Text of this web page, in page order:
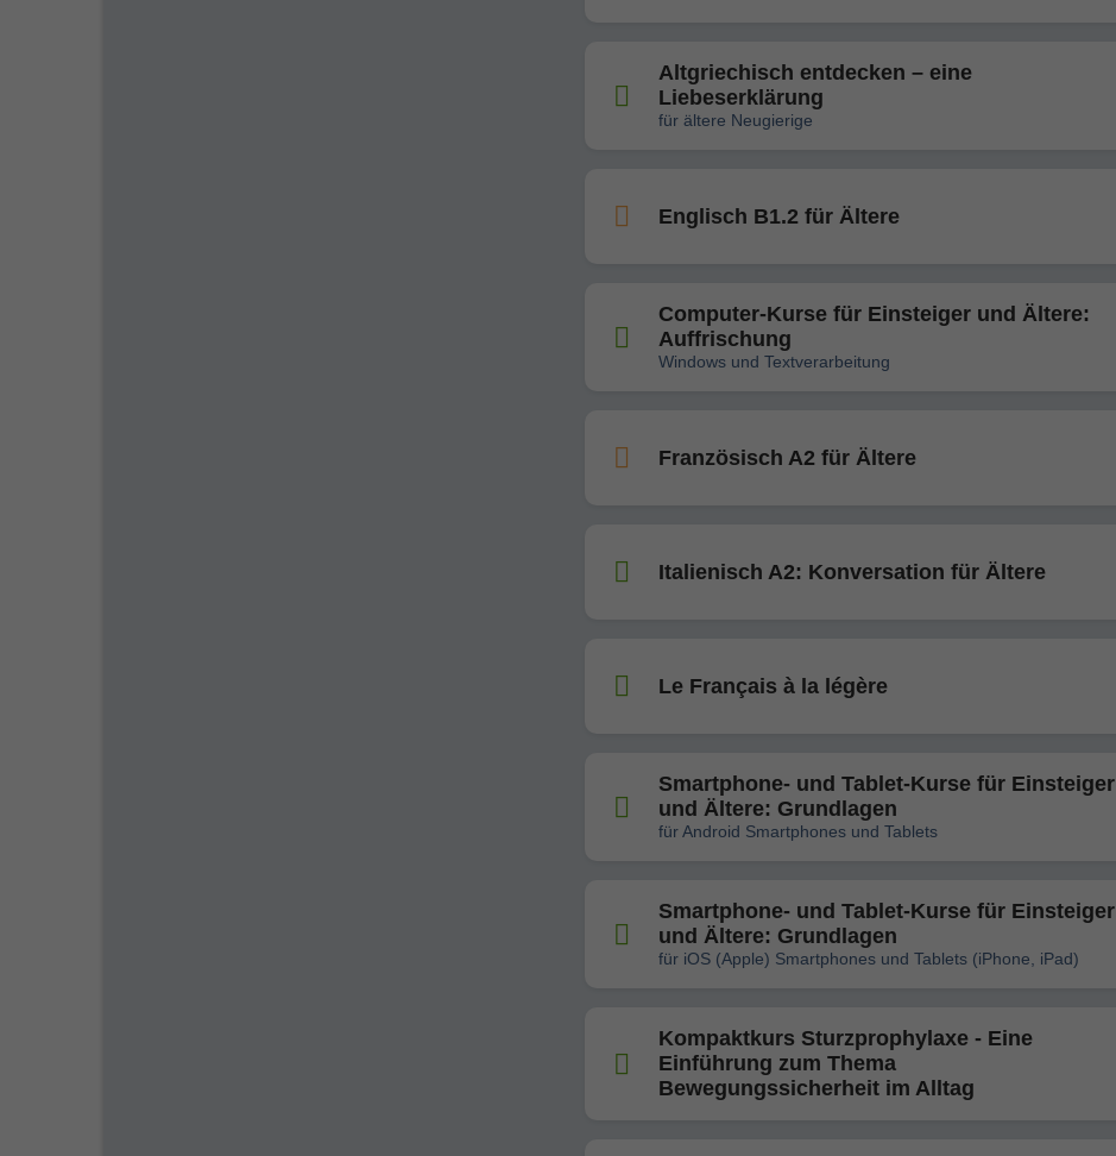
Altgriechisch entdecken – eine
Liebeserklärung
für ältere Neugierige
Englisch B1.2 für Ältere
Computer-Kurse für Einsteiger und Ältere:
Auffrischung
Windows und Textverarbeitung
Französisch A2 für Ältere
Italienisch A2: Konversation für Ältere
Le Français à la légère
Smartphone- und Tablet-Kurse für Einsteiger
und Ältere: Grundlagen
für Android Smartphones und Tablets
Smartphone- und Tablet-Kurse für Einsteiger
und Ältere: Grundlagen
für iOS (Apple) Smartphones und Tablets (iPhone, iPad)
Kompaktkurs Sturzprophylaxe - Eine
Einführung zum Thema
Bewegungssicherheit im Alltag